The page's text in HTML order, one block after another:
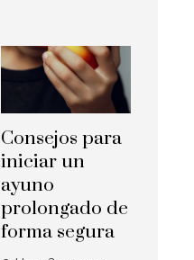
Consejos para
iniciar un
ayuno
prolongado de
forma segura